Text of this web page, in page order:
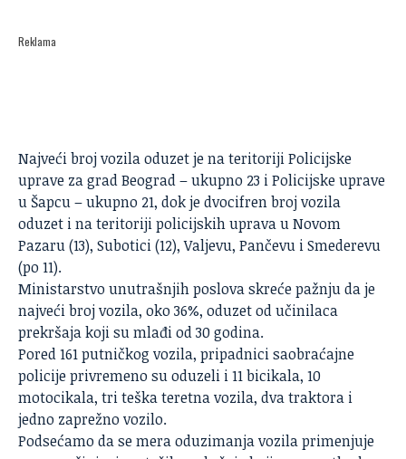
Reklama
Najveći broj vozila oduzet je na teritoriji Policijske
uprave za grad Beograd – ukupno 23 i Policijske uprave
u Šapcu – ukupno 21, dok je dvocifren broj vozila
oduzet i na teritoriji policijskih uprava u Novom
Pazaru (13), Subotici (12), Valjevu, Pančevu i Smederevu
(po 11).
Ministarstvo unutrašnjih poslova skreće pažnju da je
najveći broj vozila, oko 36%, oduzet od učinilaca
prekršaja koji su mlađi od 30 godina.
Pored 161 putničkog vozila, pripadnici saobraćajne
policije privremeno su oduzeli i 11 bicikala, 10
motocikala, tri teška teretna vozila, dva traktora i
jedno zaprežno vozilo.
Podsećamo da se mera oduzimanja vozila primenjuje